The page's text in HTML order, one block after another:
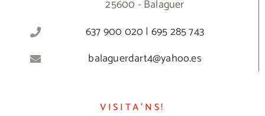
25600 - Balaguer
637 900 020 | 695 285 743
balaguerdart4@yahoo.es
VISITA’NS!